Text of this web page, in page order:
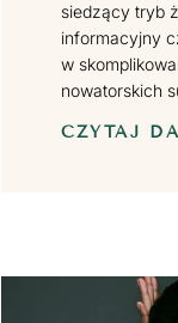
siedzący tryb
informacyjny
w
nowatorskich
CZYTAJ